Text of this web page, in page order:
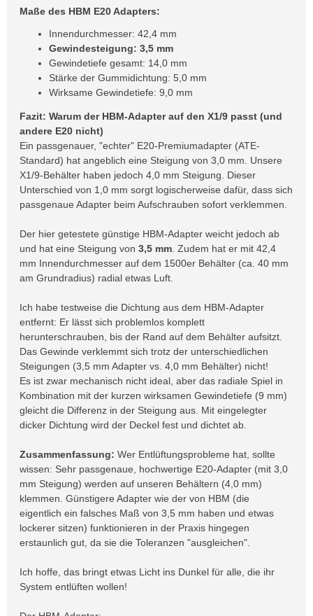
Maße des HBM E20 Adapters:
Innendurchmesser: 42,4 mm
Gewindesteigung: 3,5 mm
Gewindetiefe gesamt: 14,0 mm
Stärke der Gummidichtung: 5,0 mm
Wirksame Gewindetiefe: 9,0 mm
Fazit: Warum der HBM-Adapter auf den X1/9 passt (und
andere E20 nicht)
Ein passgenauer, "echter" E20-Premiumadapter (ATE-
Standard) hat angeblich eine Steigung von 3,0 mm. Unsere
X1/9-Behälter haben jedoch 4,0 mm Steigung. Dieser
Unterschied von 1,0 mm sorgt logischerweise dafür, dass sich
passgenaue Adapter beim Aufschrauben sofort verklemmen.
Der hier getestete günstige HBM-Adapter weicht jedoch ab
und hat eine Steigung von 3,5 mm . Zudem hat er mit 42,4
mm Innendurchmesser auf dem 1500er Behälter (ca. 40 mm
am Grundradius) radial etwas Luft.
Ich habe testweise die Dichtung aus dem HBM-Adapter
entfernt: Er lässt sich problemlos komplett
herunterschrauben, bis der Rand auf dem Behälter aufsitzt.
Das Gewinde verklemmt sich trotz der unterschiedlichen
Steigungen (3,5 mm Adapter vs. 4,0 mm Behälter) nicht!
Es ist zwar mechanisch nicht ideal, aber das radiale Spiel in
Kombination mit der kurzen wirksamen Gewindetiefe (9 mm)
gleicht die Differenz in der Steigung aus. Mit eingelegter
dicker Dichtung wird der Deckel fest und dichtet ab.
Zusammenfassung: Wer Entlüftungsprobleme hat, sollte
wissen: Sehr passgenaue, hochwertige E20-Adapter (mit 3,0
mm Steigung) werden auf unseren Behältern (4,0 mm)
klemmen. Günstigere Adapter wie der von HBM (die
eigentlich ein falsches Maß von 3,5 mm haben und etwas
lockerer sitzen) funktionieren in der Praxis hingegen
erstaunlich gut, da sie die Toleranzen "ausgleichen".
Ich hoffe, das bringt etwas Licht ins Dunkel für alle, die ihr
System entlüften wollen!